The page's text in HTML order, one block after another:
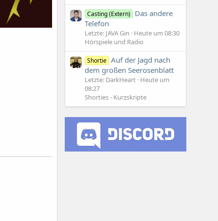
Casting (Extern) Das andere
Telefon
Letzte: JAVA Gin
Heute um 08:30
Hörspiele und Radio
Shortie Auf der Jagd nach
dem großen Seerosenblatt
Letzte: DarkHeart Heute um
08:27
Shorties - Kurzskripte